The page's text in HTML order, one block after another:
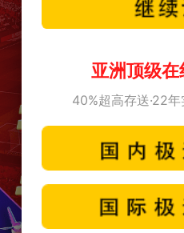
亚洲顶级
40%超高存送·22